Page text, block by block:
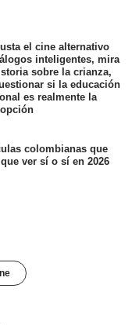
el cine alternativo
inteligentes, mira
sobre la crianza,
si la educación
es realmente la
colombianas que
ver sí o sí en 2026